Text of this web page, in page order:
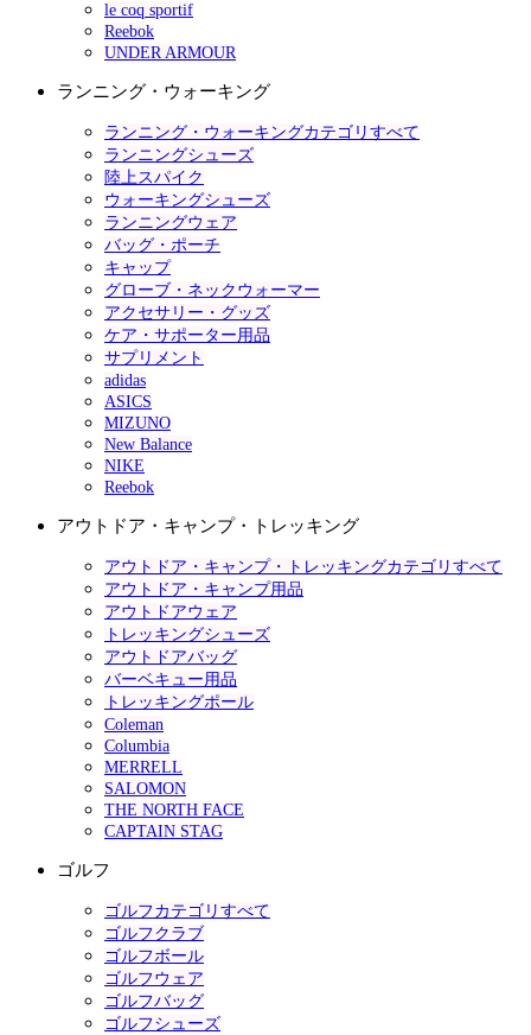
le coq sportif
Reebok
UNDER ARMOUR
ランニング・ウォーキング
ランニング・ウォーキングカテゴリすべて
ランニングシューズ
陸上スパイク
ウォーキングシューズ
ランニングウェア
バッグ・ポーチ
キャップ
グローブ・ネックウォーマー
アクセサリー・グッズ
ケア・サポーター用品
サプリメント
adidas
ASICS
MIZUNO
New Balance
NIKE
Reebok
アウトドア・キャンプ・トレッキング
アウトドア・キャンプ・トレッキングカテゴリすべて
アウトドア・キャンプ用品
アウトドアウェア
トレッキングシューズ
アウトドアバッグ
バーベキュー用品
トレッキングポール
Coleman
Columbia
MERRELL
SALOMON
THE NORTH FACE
CAPTAIN STAG
ゴルフ
ゴルフカテゴリすべて
ゴルフクラブ
ゴルフボール
ゴルフウェア
ゴルフバッグ
ゴルフシューズ